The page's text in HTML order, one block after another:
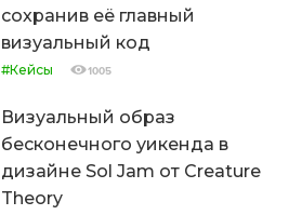
сохранив её главный
визуальный код
#Кейсы 1005
Визуальный образ
бесконечного уикенда в
дизайне Sol Jam от Creature
Theory